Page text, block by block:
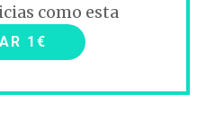
como esta
1€